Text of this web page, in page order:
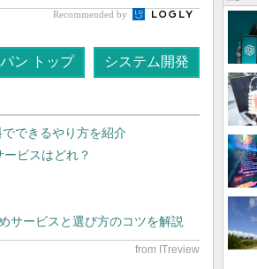
Recommended by
ン トップ システム開発
できるやり方を紹介
ビスはどれ？
サービスと選び方のコツを解説